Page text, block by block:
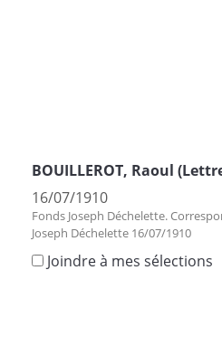
BOUILLEROT, Raoul
16/07/1910
Fonds Joseph Déchelette.
Joseph Déchelette 16/07/1910
Joindre à mes sélections